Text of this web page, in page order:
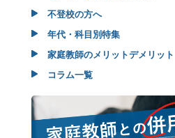
不登校の方へ
年代・科目別特集
家庭教師のメリットデメリット
コラム一覧